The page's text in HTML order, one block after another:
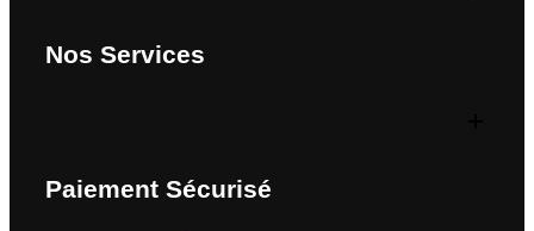
Nos Services
Paiement Sécurisé